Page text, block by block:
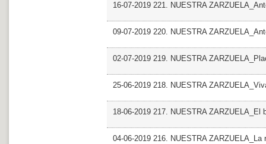
16-07-2019 221. NUESTRA
09-07-2019 220. NUESTRA
02-07-2019 219. NUESTRA
25-06-2019 218. NUESTRA
18-06-2019 217. NUESTRA ZARZUELA_El
04-06-2019 216. NUESTRA ZARZUELA_La